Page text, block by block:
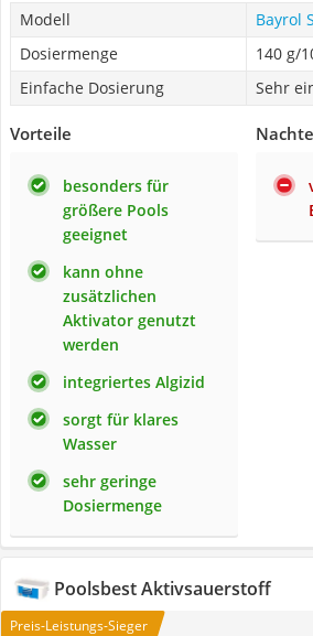
Modell
Bayrol
Dosiermenge
140 g/
Einfache Dosierung
Sehr
Vorteile
besonders für
größere Pools
geeignet
kann ohne
zusätzlichen
Aktivator genutzt
werden
integriertes Algizid
sorgt für klares
Wasser
sehr geringe
Dosiermenge
Poolsbest Aktivsauerstoff
Preis-Leistungs-Sieger